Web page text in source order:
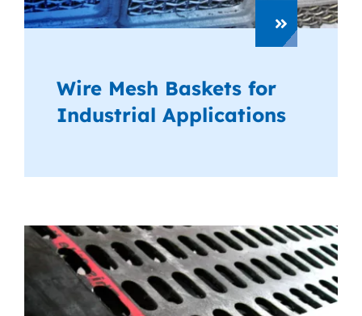
Wire Mesh Baskets for
Industrial Applications